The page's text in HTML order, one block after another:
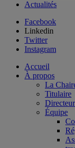
Actualités
Facebook
Linkedin
Twitter
Instagram
Accueil
À propos
La
Titulaire
Équipe